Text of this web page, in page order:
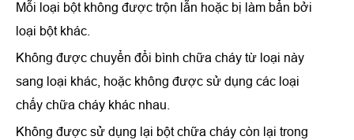
Mỗi loại bột không được trộn lẫn hoặc bị làm bẩn bởi
loại bột khác.
Không được chuyển đổi bình chữa cháy từ loại này
sang loại khác, hoặc không được sử dụng các loại
chấy chữa cháy khác nhau.
Không được sử dụng lại bột chữa cháy còn lại trong